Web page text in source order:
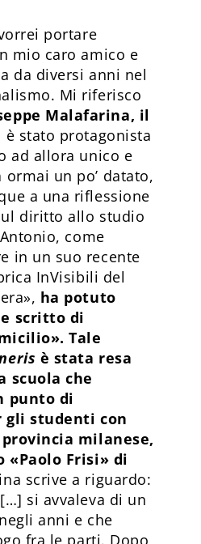
portare
mio caro amico e
da diversi anni nel
Mi riferisco
Malafarina, il
è stato protagonista
ad allora unico e
ormai un po’ datato,
a una riflessione
diritto allo studio
come
in un suo recente
InVisibili del
ha potuto
scritto di
Tale
è stata resa
scuola che
punto di
studenti con
milanese,
«Paolo Frisi» di
scrive a riguardo:
[…] si avvaleva di un
anni e che
fra le parti. Dopo